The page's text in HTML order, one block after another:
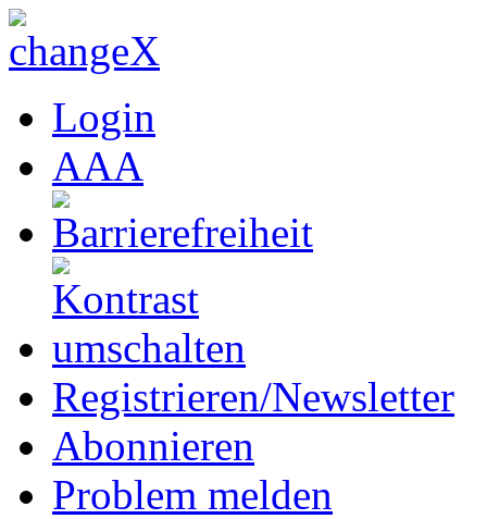
Login
AAA
Registrieren/Newsletter
Abonnieren
Problem melden